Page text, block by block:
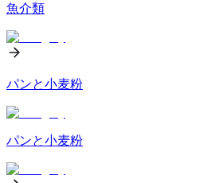
魚介類
パンと小麦粉
パンと小麦粉